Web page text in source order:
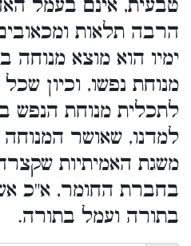
טבעית, אינם בעמל
הרבה תלאות
ימיו הוא מוצא מנוחה
מנוחת נפשו, וכיון
לתכלית מנוחת הנפש
למדנו, שאושר
משגת האמיתיות
בחברת החומר, א"כ
בתורה ועמל בתורה.